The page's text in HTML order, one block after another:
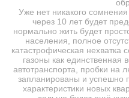
Уже нет никакого
через 10 лет будет
нормально жить будет
населения, полное
катастрофическая нехватка
газоны как единственная
автотранспорта, пробки на
запланированы и успешно
характеристики новых